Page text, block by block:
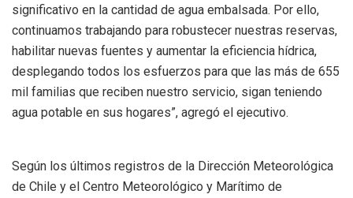
significativo en la cantidad de agua embalsada. Por ello,
continuamos trabajando para robustecer nuestras reservas,
habilitar nuevas fuentes y aumentar la eficiencia hídrica,
desplegando todos los esfuerzos para que las más de 655
mil familias que reciben nuestro servicio, sigan teniendo
agua potable en sus hogares”, agregó el ejecutivo.
Según los últimos registros de la Dirección Meteorológica
de Chile y el Centro Meteorológico y Marítimo de